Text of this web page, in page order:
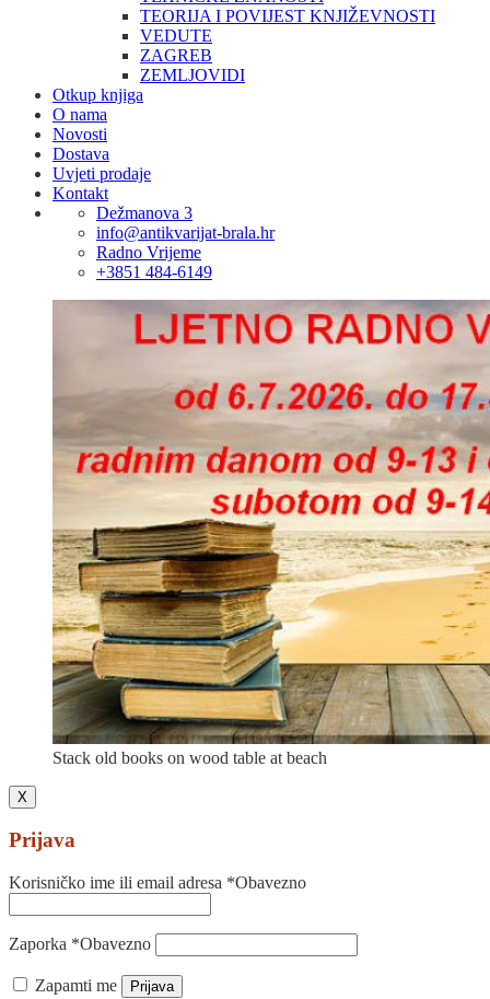
TEORIJA I POVIJEST KNJIŽEVNOSTI
VEDUTE
ZAGREB
ZEMLJOVIDI
Otkup knjiga
O nama
Novosti
Dostava
Uvjeti prodaje
Kontakt
Dežmanova 3
info@antikvarijat-brala.hr
Radno Vrijeme
+3851 484-6149
Stack old books on wood table at beach
X
Prijava
Korisničko ime ili email adresa *Obavezno
Zaporka *Obavezno
Zapamti me Prijava